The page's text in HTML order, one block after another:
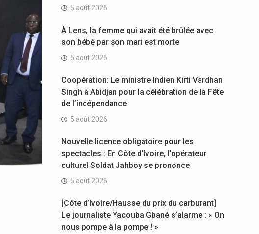
5 août 2026
À Lens, la femme qui avait été brûlée avec
son bébé par son mari est morte
5 août 2026
Coopération: Le ministre Indien Kirti Vardhan
Singh à Abidjan pour la célébration de la Fête
de l’indépendance
5 août 2026
Nouvelle licence obligatoire pour les
spectacles : En Côte d’Ivoire, l’opérateur
culturel Soldat Jahboy se prononce
5 août 2026
[Côte d’Ivoire/Hausse du prix du carburant]
Le journaliste Yacouba Gbané s’alarme : « On
nous pompe à la pompe ! »